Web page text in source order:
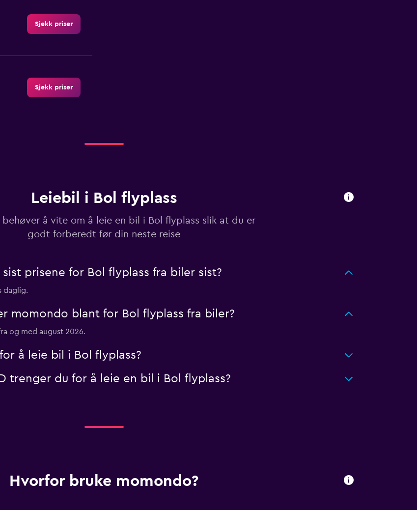
Sjekk priser
Sjekk priser
Leiebil i Bol flyplass
å vite om å leie en bil i Bol flyplass slik at du er
godt forberedt før din neste reise
prisene for Bol flyplass fra biler sist?
daglig.
momondo blant for Bol flyplass fra biler?
og med august 2026.
å leie bil i Bol flyplass?
trenger du for å leie en bil i Bol flyplass?
Hvorfor bruke momondo?